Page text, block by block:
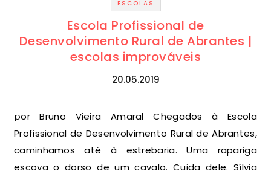
ESCOLAS
Escola Profissional de
Desenvolvimento Rural de Abrantes |
escolas improváveis
20.05.2019
por Bruno Vieira Amaral Chegados à Escola
Profissional de Desenvolvimento Rural de Abrantes,
caminhamos até à estrebaria. Uma rapariga
escova o dorso de um cavalo. Cuida dele. Sílvia